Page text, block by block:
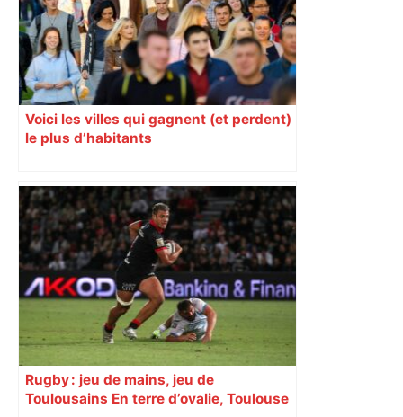
Voici les villes qui gagnent (et perdent)
le plus d’habitants
Rugby : jeu de mains, jeu de
Toulousains En terre d’ovalie, Toulouse